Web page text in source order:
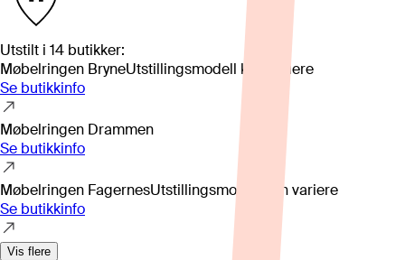
Utstilt i 14 butikker:
Møbelringen BryneUtstillingsmodell kan variere
Se butikkinfo
Møbelringen Drammen
Se butikkinfo
Møbelringen FagernesUtstillingsmodell kan variere
Se butikkinfo
Vis flere